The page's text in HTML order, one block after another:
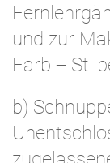
und zur
Farb +
b)